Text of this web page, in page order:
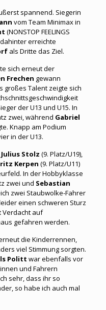
spannend. Siegerin
vom Team Minimax in
(NONSTOP FEELINGS
erreichte
als Dritte das Ziel.
sich erneut der
Frechen gewann
großes Talent zeigte sich
der U13 und U15. In
zwei, während Gabriel
Knapp am Podium
in der U13.
Julius Stolz (9. Platz/U19),
Kerpen (9. Platz/U11)
In der Hobbyklasse
zwei und Sebastian
zwei Staubwolke-Fahrer
einen schweren Sturz
Verdacht auf
gefahren werden.
die Kinderrennen,
viel Stimmung sorgten.
Politt war ebenfalls vor
und Fahrern
sehr, dass ihr so
so habe ich auch mal